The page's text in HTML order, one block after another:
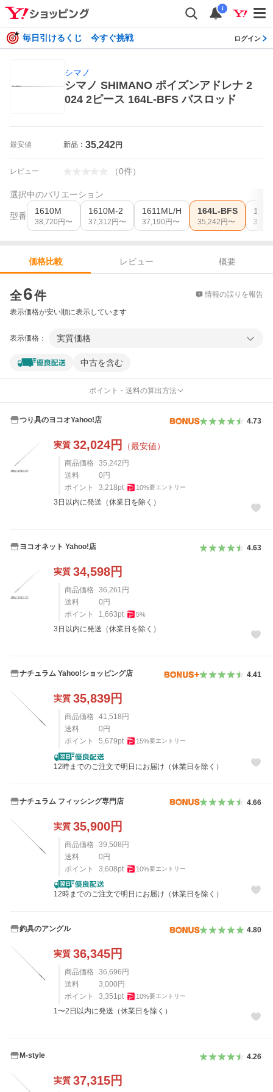
i
毎日引けるくじ 今すぐ挑戦 ログイン
シマノ
シマノ SHIMANO ポイズンアドレナ 2
024 2ピース 164L-BFS バスロッド
最安値 新品： 35,242円
レビュー （0件）
選択中のバリエーション
型番 1610M
38,720 円〜
1610M-2
37,312 円〜
1611ML/H
37,190 円〜
164L-BFS
35,242 円〜
価格比較 レビュー
概要
全6件 情報の誤りを報告
表示価格が安い順に表示しています
表示価格： 実質価格
中古を含む
ポイント・送料の算出方法
つり具のヨコオYahoo!店 4.73
実質 32,024円 （最安値）
商品価格 35,242 円
送料
0 円
ポイント
3,218pt 10%要エントリー
3日以内に発送（休業日を除く）
ヨコオネット Yahoo!店 4.63
実質 34,598円
商品価格 36,261 円
送料
0 円
ポイント
1,663pt 5%
3日以内に発送（休業日を除く）
ナチュラム Yahoo!ショッピング店 4.41
実質 35,839円
商品価格 41,518 円
送料
0 円
ポイント
5,679pt 15%要エントリー
12時までのご注文で明日にお届け（休業日を除く）
ナチュラム フィッシング専門店 4.66
実質 35,900円
商品価格 39,508円
送料
0円
ポイント
3,608pt 10%要エントリー
12時までのご注文で明日にお届け（休業日を除く）
釣具のアングル 4.80
実質 36,345円
商品価格 36,696 円
送料
3,000 円
ポイント
3,351pt 10%要エントリー
1〜2日以内に発送（休業日を除く）
M-style 4.26
実質 37,315円